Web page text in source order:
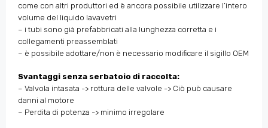
come con altri produttori ed è ancora possibile utilizzare l’intero
volume del liquido lavavetri
– i tubi sono già prefabbricati alla lunghezza corretta e i
collegamenti preassemblati
– è possibile adottare/non è necessario modificare il sigillo OEM
Svantaggi senza serbatoio di raccolta:
– Valvola intasata -> rottura delle valvole -> Ciò può causare
danni al motore
– Perdita di potenza -> minimo irregolare